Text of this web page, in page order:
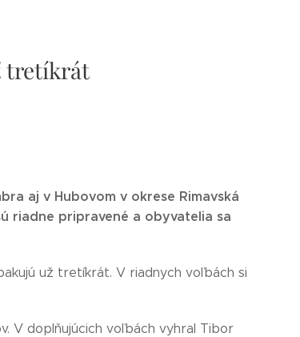
tretíkrát
aj v Hubovom v okrese Rimavská
riadne pripravené a obyvatelia sa
už tretíkrát. V riadnych voľbách si
V doplňujúcich voľbách vyhral Tibor